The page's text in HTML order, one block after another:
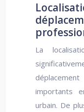
La
importants
urbain. De